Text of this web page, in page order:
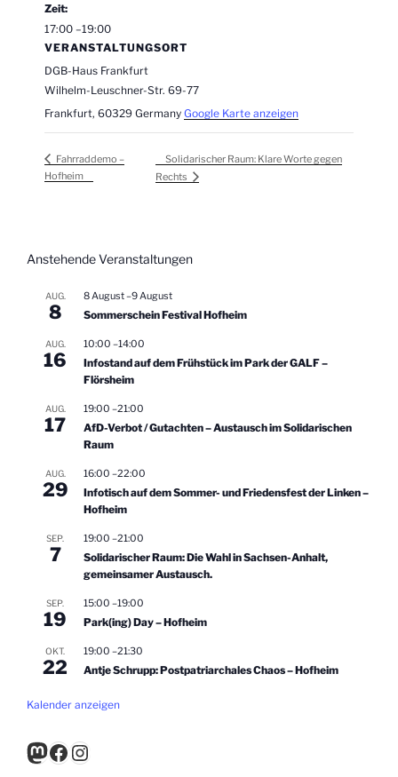
Zeit:
17:00 –19:00
VERANSTALTUNGSORT
DGB-Haus Frankfurt
Wilhelm-Leuschner-Str. 69-77
Frankfurt, 60329 Germany Google Karte anzeigen
Fahrraddemo –
Hofheim
Solidarischer Raum: Klare Worte gegen
Rechts
Anstehende Veranstaltungen
AUG.
8
8 August–9 August
Sommerschein Festival Hofheim
AUG.
16
10:00 –14:00
Infostand auf dem Frühstück im Park der GALF –
Flörsheim
AUG.
17
19:00 –21:00
AfD-Verbot / Gutachten – Austausch im Solidarischen
Raum
AUG.
29
16:00 –22:00
Infotisch auf dem Sommer- und Friedensfest der Linken –
Hofheim
SEP.
7
19:00 –21:00
Solidarischer Raum: Die Wahl in Sachsen-Anhalt,
gemeinsamer Austausch.
SEP.
19
15:00 –19:00
Park(ing) Day – Hofheim
OKT.
22
19:00 –21:30
Antje Schrupp: Postpatriarchales Chaos – Hofheim
Kalender anzeigen
Mastodon
Facebook
Instagram